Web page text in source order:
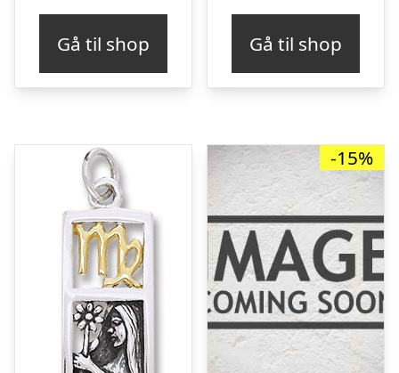
Gå til shop Gå til shop
-15%